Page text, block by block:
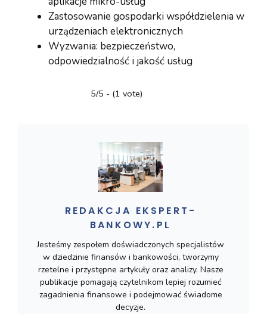
Zastosowanie gospodarki współdzielenia w
urządzeniach elektronicznych
Wyzwania: bezpieczeństwo,
odpowiedzialność i jakość usług
5/5 - (1 vote)
REDAKCJA EKSPERT-
BANKOWY.PL
Jesteśmy zespołem doświadczonych specjalistów
w dziedzinie finansów i bankowości, tworzymy
rzetelne i przystępne artykuły oraz analizy. Nasze
publikacje pomagają czytelnikom lepiej rozumieć
zagadnienia finansowe i podejmować świadome
decyzje.